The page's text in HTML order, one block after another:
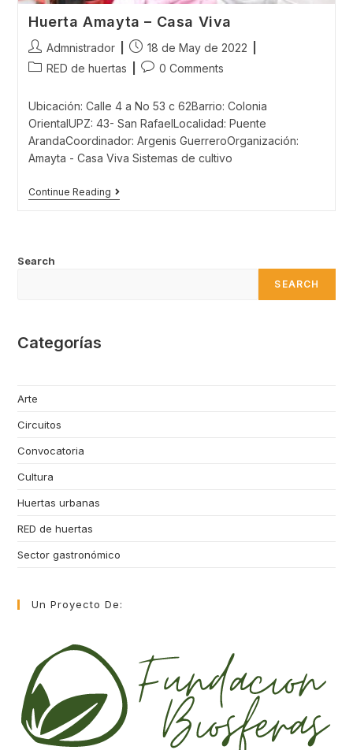
Huerta Amayta – Casa Viva
Post
author:
Admnistrador
Post
published:
18 de May de 2022
PostRED de huertas
Post0 Comments
Ubicación: Calle 4 a No 53 c 62Barrio: Colonia
OrientalUPZ: 43- San RafaelLocalidad: Puente
ArandaCoordinador: Argenis GuerreroOrganización:
Amayta - Casa Viva Sistemas de cultivo
Continue ReadingHuerta
Amayta
Search
SEARCH
Categorías
Arte
Circuitos
Convocatoria
Cultura
Huertas urbanas
RED de huertas
Sector gastronómico
Un Proyecto De: